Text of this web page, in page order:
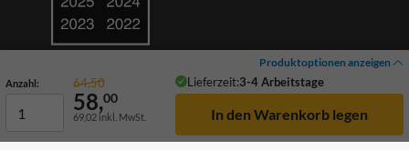
Produktoptionen anzeigen
Anzahl: 64,50 Lieferzeit:3-4 Arbeitstage
58,00
69,02 inkl. MwSt.
© 2026 TrafficSupply. Alle Rechte vorbehalten.